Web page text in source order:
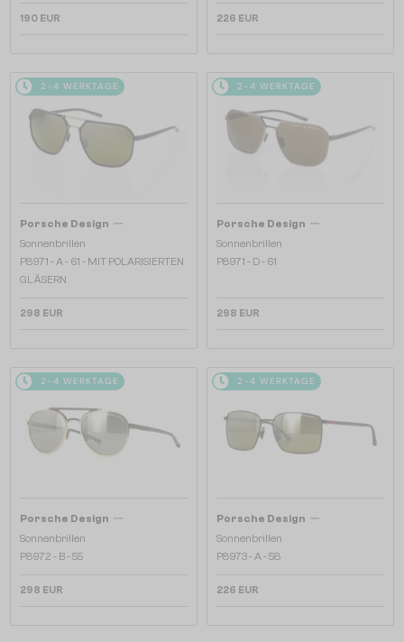
190 EUR 226 EUR
2-4 WERKTAGE
Porsche Design —
Sonnenbrillen
P8971 - A - 61 - MIT POLARISIERTEN
GLÄSERN
298 EUR
2-4 WERKTAGE
Porsche Design —
Sonnenbrillen
P8971 - D - 61
298 EUR
2-4 WERKTAGE
Porsche Design —
Sonnenbrillen
P8972 - B - 55
298 EUR
2-4 WERKTAGE
Porsche Design —
Sonnenbrillen
P8973 - A - 58
226 EUR